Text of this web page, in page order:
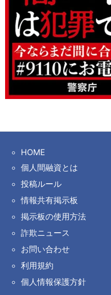
HOME
個人間融資とは
投稿ルール
情報共有掲示板
掲示板の使用方法
詐欺ニュース
お問い合わせ
利用規約
個人情報保護方針